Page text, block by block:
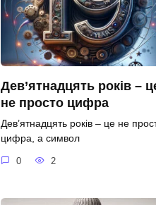
Дев’ятнадцять років –
не просто цифра
Дев’ятнадцять років – це не
цифра, а символ
0 2